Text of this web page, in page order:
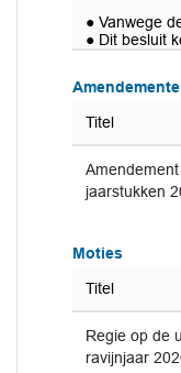
● Vanwege
● Dit besluit
Titel
jaarstukken
Moties
Titel
Regie op de
ravijnjaar